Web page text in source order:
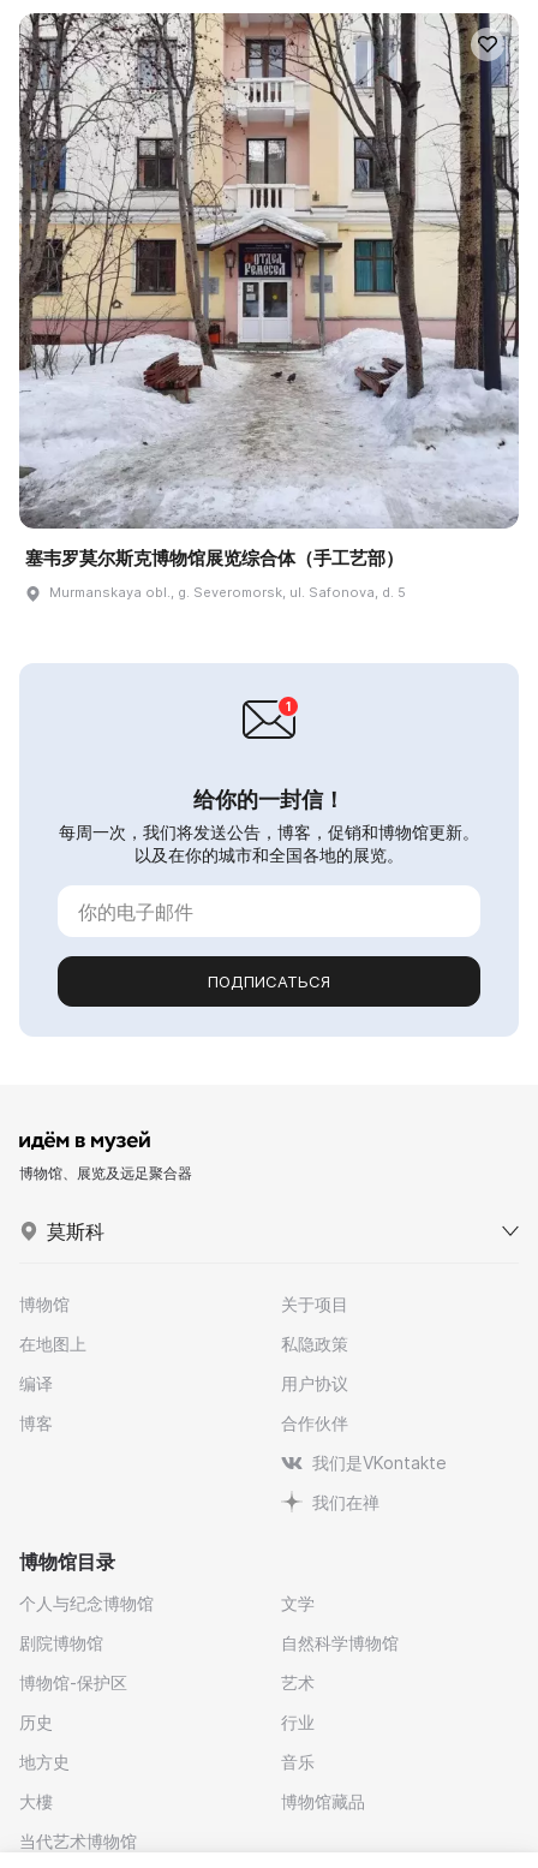
塞韦罗莫尔斯克博物馆展览综合体（手工艺部）
Murmanskaya obl., g. Severomorsk, ul. Safonova, d. 5
给你的一封信！
每周一次，我们将发送公告，博客，促销和博物馆更新。
以及在你的城市和全国各地的展览。
ПОДПИСАТЬСЯ
博物馆、展览及远足聚合器
莫斯科
博物馆
在地图上
编译
博客
关于项目
私隐政策
用户协议
合作伙伴
我们是VKontakte
我们在禅
博物馆目录
个人与纪念博物馆
剧院博物馆
博物馆-保护区
历史
地方史
大樓
当代艺术博物馆
文学
自然科学博物馆
艺术
行业
音乐
博物馆藏品